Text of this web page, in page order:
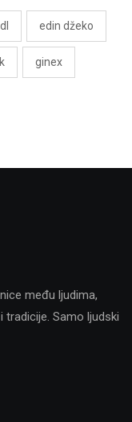
edin džeko
ginex
među ljudima,
tradicije. Samo ljudski